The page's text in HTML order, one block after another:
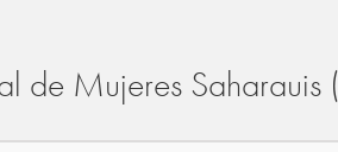
de Mujeres